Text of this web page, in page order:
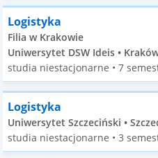
Logistyka
Filia w Krakowie
Uniwersytet DSW Ideis •
studia niestacjonarne • 7
Logistyka
Uniwersytet Szczeciński •
studia niestacjonarne • 3